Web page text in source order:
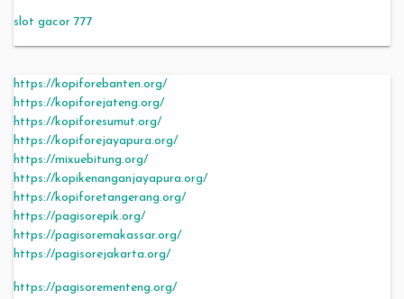
slot gacor 777
https://kopiforebanten.org/
https://kopiforejateng.org/
https://kopiforesumut.org/
https://kopiforejayapura.org/
https://mixuebitung.org/
https://kopikenanganjayapura.org/
https://kopiforetangerang.org/
https://pagisorepik.org/
https://pagisoremakassar.org/
https://pagisorejakarta.org/
https://pagisorementeng.org/